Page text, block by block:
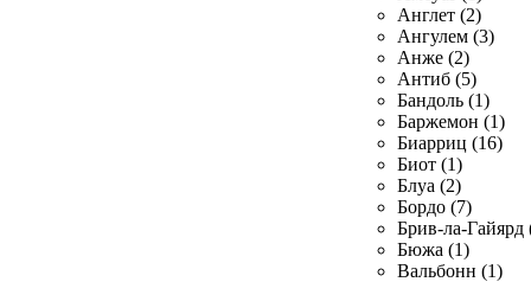
Англет (2)
Ангулем (3)
Анже (2)
Антиб (5)
Бандоль (1)
Баржемон (1)
Биарриц (16)
Биот (1)
Блуа (2)
Бордо (7)
Брив-ла-Гайярд
Бюжа (1)
Вальбонн (1)